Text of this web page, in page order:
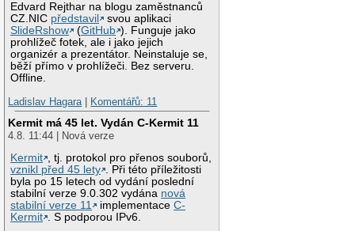
Edvard Rejthar na blogu zaměstnanců
CZ.NIC představil
svou aplikaci
SlideRshow
(GitHub ). Funguje jako
prohlížeč fotek, ale i jako jejich
organizér a prezentátor. Neinstaluje se,
běží přímo v prohlížeči. Bez serveru.
Offline.
Ladislav Hagara| Komentářů: 11
Kermit má 45 let. Vydán C-Kermit 11
4.8. 11:44 | Nová verze
Kermit , tj. protokol pro přenos souborů,
vznikl před 45 lety . Při této příležitosti
byla po 15 letech od vydání poslední
stabilní verze 9.0.302 vydána nová
stabilní verze 11
implementaceC-
Kermit . S podporou IPv6.